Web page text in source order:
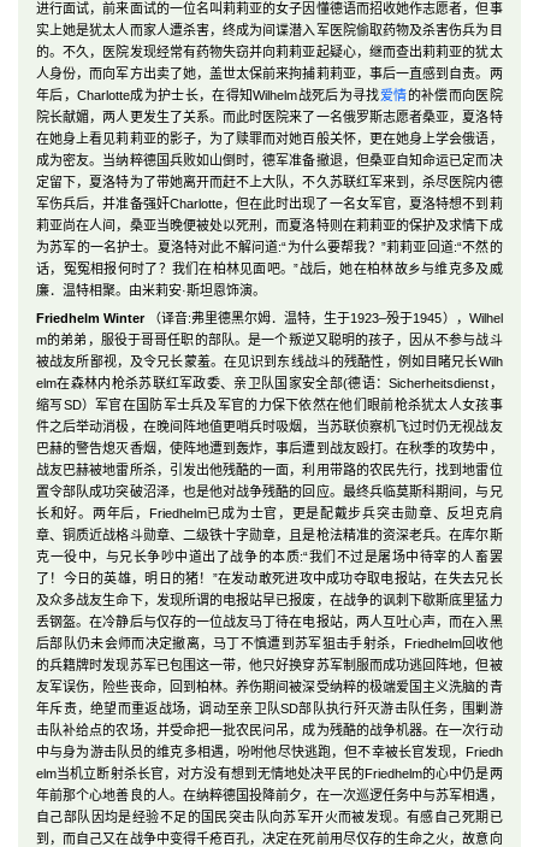
进行面试，前来面试的一位名叫莉莉亚的女子因懂德语而招收她作志愿者，但事
实上她是犹太人而家人遭杀害，终成为间谍潜入军医院偷取药物及杀害伤兵为目
的。不久，医院发现经常有药物失窃并向莉莉亚起疑心，继而查出莉莉亚的犹太
人身份，而向军方出卖了她，盖世太保前来拘捕莉莉亚，事后一直感到自责。两
年后，Charlotte成为护士长，在得知Wilhelm战死后为寻找爱情的补偿而向医院
院长献媚，两人更发生了关系。而此时医院来了一名俄罗斯志愿者桑亚，夏洛特
在她身上看见莉莉亚的影子，为了赎罪而对她百般关怀，更在她身上学会俄语，
成为密友。当纳粹德国兵败如山倒时，德军准备撤退，但桑亚自知命运已定而决
定留下，夏洛特为了带她离开而赶不上大队，不久苏联红军来到，杀尽医院内德
军伤兵后，并准备强奸Charlotte，但在此时出现了一名女军官，夏洛特想不到莉
莉亚尚在人间，桑亚当晚便被处以死刑，而夏洛特则在莉莉亚的保护及求情下成
为苏军的一名护士。夏洛特对此不解问道:“为什么要帮我？”莉莉亚回道:“不然的
话，冤冤相报何时了？我们在柏林见面吧。”战后，她在柏林故乡与维克多及威
廉．温特相聚。由米莉安·斯坦恩饰演。
Friedhelm Winter
（译音:弗里德黑尔姆．温特，生于1923–殁于1945），Wilhel
m的弟弟，服役于哥哥任职的部队。是一个叛逆又聪明的孩子，因从不参与战斗
被战友所鄙视，及令兄长蒙羞。在见识到东线战斗的残酷性，例如目睹兄长Wilh
elm在森林内枪杀苏联红军政委、亲卫队国家安全部(德语：Sicherheitsdienst，
缩写SD）军官在国防军士兵及军官的力保下依然在他们眼前枪杀犹太人女孩事
件之后举动消极，在晚间阵地值更哨兵时吸烟，当苏联侦察机飞过时仍无视战友
巴赫的警告熄灭香烟，使阵地遭到轰炸，事后遭到战友殴打。在秋季的攻势中，
战友巴赫被地雷所杀，引发出他残酷的一面，利用带路的农民先行，找到地雷位
置令部队成功突破沼泽，也是他对战争残酷的回应。最终兵临莫斯科期间，与兄
长和好。两年后，Friedhelm已成为士官，更是配戴步兵突击勋章、反坦克肩
章、铜质近战格斗勋章、二级铁十字勋章，且是枪法精准的资深老兵。在库尔斯
克一役中，与兄长争吵中道出了战争的本质:“我们不过是屠场中待宰的人畜罢
了！今日的英雄，明日的猪！”在发动敢死进攻中成功夺取电报站，在失去兄长
及众多战友生命下，发现所谓的电报站早已报废，在战争的讽刺下歇斯底里猛力
丢钢盔。在冷静后与仅存的一位战友马丁待在电报站，两人互吐心声，而在入黑
后部队仍未会师而决定撤离，马丁不慎遭到苏军狙击手射杀，Friedhelm回收他
的兵籍牌时发现苏军已包围这一带，他只好换穿苏军制服而成功逃回阵地，但被
友军误伤，险些丧命，回到柏林。养伤期间被深受纳粹的极端爱国主义洗脑的青
年斥责，绝望而重返战场，调动至亲卫队SD部队执行歼灭游击队任务，围剿游
击队补给点的农场，并受命把一批农民问吊，成为残酷的战争机器。在一次行动
中与身为游击队员的维克多相遇，吩咐他尽快逃跑，但不幸被长官发现，Friedh
elm当机立断射杀长官，对方没有想到无情地处决平民的Friedhelm的心中仍是两
年前那个心地善良的人。在纳粹德国投降前夕，在一次巡逻任务中与苏军相遇，
自己部队因均是经验不足的国民突击队向苏军开火而被发现。有感自己死期已
到，而自己又在战争中变得千疮百孔，决定在死前用尽仅存的生命之火，故意向